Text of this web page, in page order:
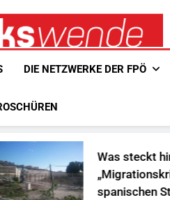
Jetzt!
DIE NETZWERKE DER FPÖ
Was steckt hinter der
„Migrationskrise“ des
spanischen Staates in